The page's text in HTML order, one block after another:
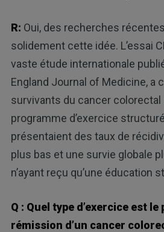
R: Oui, des recherches
solidement cette idée. L’essai
vaste étude internationale
England Journal of Medicine, a
survivants du cancer colorectal
programme d’exercice
présentaient des taux de
plus bas et une survie globale
n’ayant reçu qu’une éducation
Q : Quel type d’exercice est
rémission d’un cancer